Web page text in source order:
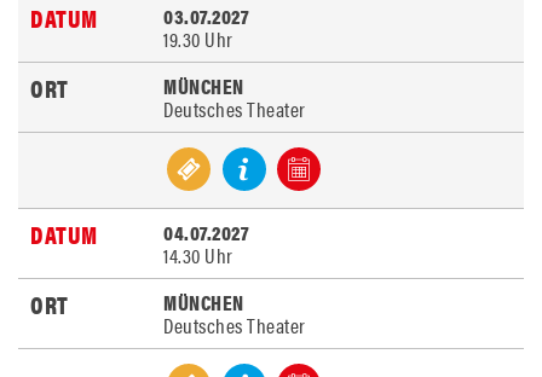
03.07.2027
19.30 Uhr
MÜNCHEN
Deutsches Theater
04.07.2027
14.30 Uhr
MÜNCHEN
Deutsches Theater